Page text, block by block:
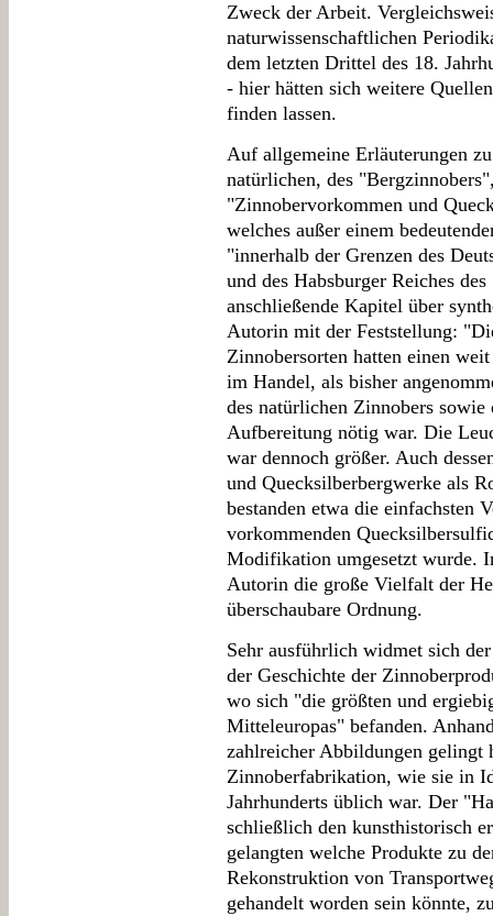
Zweck der Arbeit.
naturwissenschaftlichen
dem letzten Drittel des 18.
- hier hätten sich weitere
finden lassen.
Auf allgemeine Erläuterungen
natürlichen, des
"Zinnobervorkommen und
welches außer einem
"innerhalb der Grenzen des
und des Habsburger Reiches
anschließende Kapitel über
Autorin mit der Feststellung:
Zinnobersorten hatten einen
im Handel, als bisher
des natürlichen Zinnobers
Aufbereitung nötig war. Die
war dennoch größer. Auch
und Quecksilberbergwerke als
bestanden etwa die einfachsten
vorkommenden
Modifikation umgesetzt wurde.
Autorin die große Vielfalt der
überschaubare Ordnung.
Sehr ausführlich widmet sich
der Geschichte der
wo sich "die größten und
Mitteleuropas" befanden.
zahlreicher Abbildungen gelingt
Zinnoberfabrikation, wie sie in
Jahrhunderts üblich war. Der
schließlich den kunsthistorisch
gelangten welche Produkte zu
Rekonstruktion von
gehandelt worden sein könnte,